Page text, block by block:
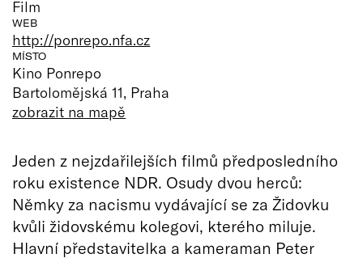
Film
WEB
http://ponrepo.nfa.cz
MÍSTO
Kino Ponrepo
Bartolomějská 11, Praha
zobrazit na mapě
Jeden z nejzdařilejších filmů předposledního
roku existence NDR. Osudy dvou herců:
Němky za nacismu vydávající se za Židovku
kvůli židovskému kolegovi, kterého miluje.
Hlavní představitelka a kameraman Peter